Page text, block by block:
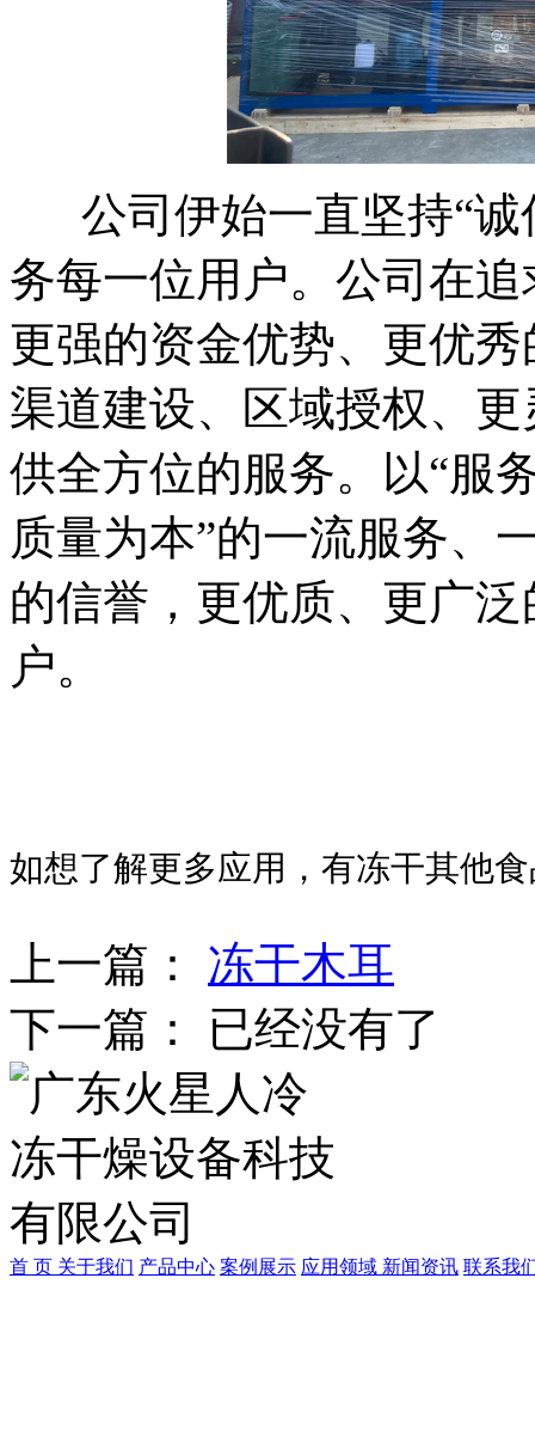
公司伊始一直坚持“诚
务每一位用户。公司在
更强的资金优势、更优
渠道建设、区域授权、
供全方位的服务。以“服
质量为本”的一流服务、
的信誉，更优质、更广
户。
如想了解更多应用，有冻干其他
上一篇： 冻干木耳
下一篇： 已经没有了
首 页 关于我们 产品中心 案例展示 应用领域 新闻资讯 联系我